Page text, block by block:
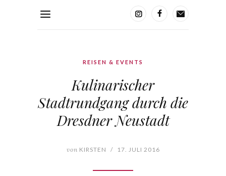
REISEN & EVENTS
Kulinarischer
Stadtrundgang durch die
Dresdner Neustadt
von KIRSTEN / 17. JULI 2016